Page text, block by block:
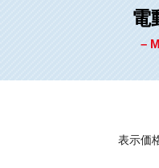
電
–
表示価